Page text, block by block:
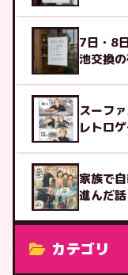
7日・8
池交換
スーフ
レトロ
家族で
進んだ
カテゴリ